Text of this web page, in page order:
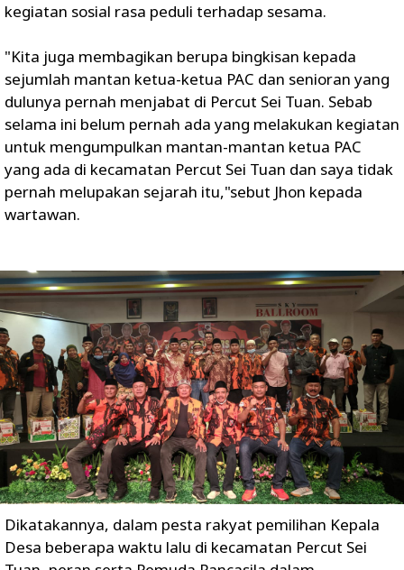
kegiatan sosial rasa peduli terhadap sesama.
"Kita juga membagikan berupa bingkisan kepada
sejumlah mantan ketua-ketua PAC dan senioran yang
dulunya pernah menjabat di Percut Sei Tuan. Sebab
selama ini belum pernah ada yang melakukan kegiatan
untuk mengumpulkan mantan-mantan ketua PAC
yang ada di kecamatan Percut Sei Tuan dan saya tidak
pernah melupakan sejarah itu,"sebut Jhon kepada
wartawan.
Dikatakannya, dalam pesta rakyat pemilihan Kepala
Desa beberapa waktu lalu di kecamatan Percut Sei